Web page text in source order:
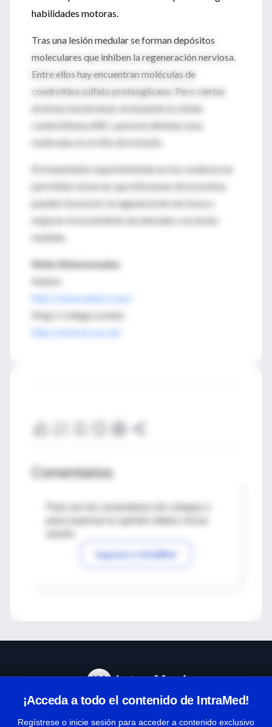
habilidades motoras.
Tras una lesión medular se forman depósitos
moleculares que inhiben la regeneración nerviosa.
Entre ellos hay encuentran moléculas de
condroitina sulfato proteoglicano. Pero ciertas
enzimas bacterianas, incluyendo la citada
condroitinasa ABC, parecen eliminar esas
moléculas en el sitio de la lesión.
El tratamiento experimentado en los roedores ha
permitido observar que infusiones de la enzima
pueden favorecer la regeneración nerviosa y
mejorar el movimiento de animales con lesión
medular.
Webs Relacionadas
Nature
http://www.nature.com/
King's College London
http://www.kcl.ac.uk/
Comentarios
Para ver los comentarios de colegas o
Ingresar a IntraMed
¡Acceda a todo el contenido de IntraMed!
Regístrese o inicie sesión para acceder a contenido exclusivo